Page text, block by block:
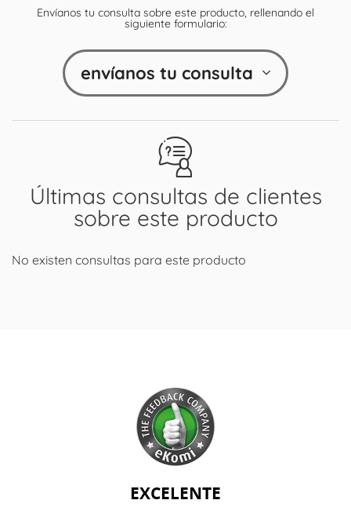
Últimas consultas de clientes
sobre este producto
No existen consultas para este producto
Envíanos tu consulta sobre este producto, rellenando el
siguiente formulario:
envíanos tu consulta
EXCELENTE